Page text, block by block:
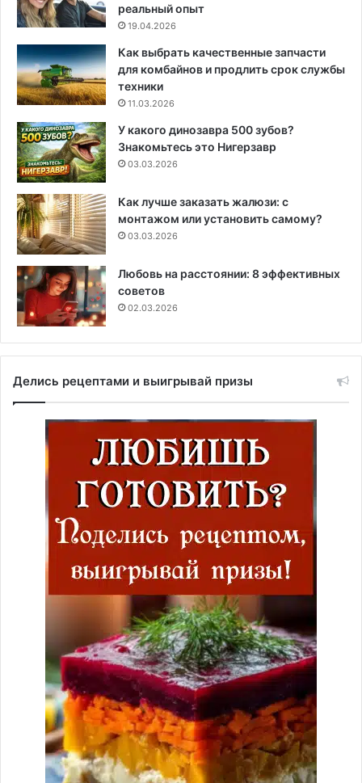
реальный опыт
19.04.2026
Как выбрать качественные запчасти
для комбайнов и продлить срок службы
техники
11.03.2026
У какого динозавра 500 зубов?
Знакомьтесь это Нигерзавр
03.03.2026
Как лучше заказать жалюзи: с
монтажом или установить самому?
03.03.2026
Любовь на расстоянии: 8 эффективных
советов
02.03.2026
Делись рецептами и выигрывай призы